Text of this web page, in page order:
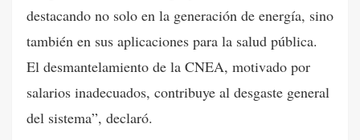
destacando no solo en la generación de energía, sino
también en sus aplicaciones para la salud pública.
El desmantelamiento de la CNEA, motivado por
salarios inadecuados, contribuye al desgaste general
del sistema”, declaró.